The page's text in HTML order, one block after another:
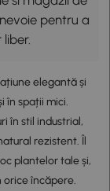
pentru a
elegantă și
în spații mici.
în stil industrial,
rezistent. Îl
plantelor tale și,
orice încăpere.